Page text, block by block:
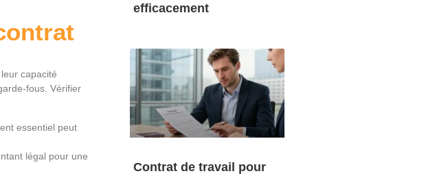
capacité
fous. Vérifier
essentiel peut
légal pour une
efficacement
Contrat de travail pour